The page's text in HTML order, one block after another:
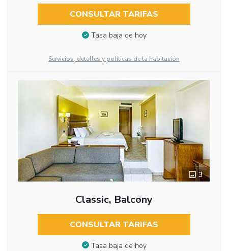
CONSULTAR TARIFAS
Tasa baja de hoy
Servicios, detalles y políticas de la habitación
3
Classic, Balcony
CONSULTAR TARIFAS
Tasa baja de hoy